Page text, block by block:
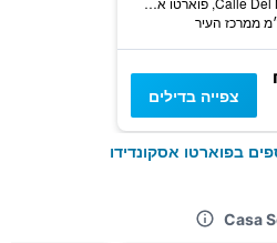
צפייה בדילים
בפוארטו אסקונדידו